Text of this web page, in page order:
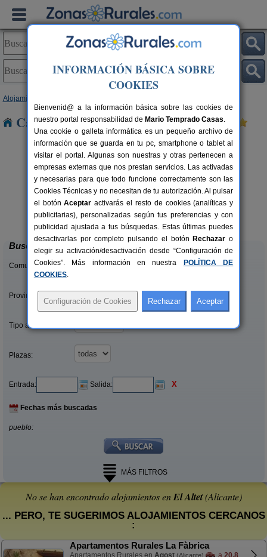
Alojamientos
Casas Rurales cerca de El Altet
2-21+2 pers.
desde28 €
El Molinet del Governador
Guadalest (Alicante)
Buscar
Comunidades:
Provincias/Islas:
Tipo alquiler:
Plazas:
Entrada: Salida: X
Fechas más buscadas
pueblo:
MÁS FILTROS
No se han encontrado alojamientos enEl Altet(Alicante)
... PERO, TE SUGERIMOS ALOJAMIENTOS CERCANOS
:
Apartamentos Rurales La Fàbrica
Apartamentos Rurales en Agost (Alicante) a 20,8
INFORMACIÓN BÁSICA SOBRE
COOKIES
Bienvenid@ a la información básica sobre las cookies de
nuestro portal responsabilidad de Mario Temprado Casas.
Una cookie o galleta informática es un pequeño archivo de
información que se guarda en tu pc, smartphone o tablet al
visitar el portal. Algunas son nuestras y otras pertenecen a
empresas externas que nos prestan servicios. Las activadas
y necesarias para que todo funcione correctamente son las
Cookies Técnicas y no necesitan de tu autorización. Al pulsar
el botónAceptar activarás el resto de cookies (analíticas y
publicitarias), personalizadas según tus preferencias y con
publicidad ajustada a tus búsquedas. Estas últimas puedes
desactivarlas por completo pulsando el botón Rechazar o
elegir su activación/desactivación desde “Configuración de
Cookies”. Más información en nuestra
POLÍTICA DE
COOKIES.